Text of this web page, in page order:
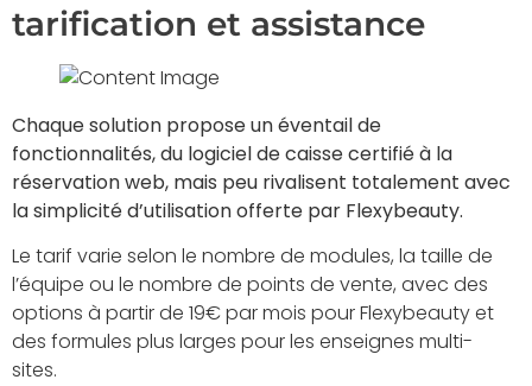
tarification et assistance
Chaque solution propose un éventail de
fonctionnalités, du logiciel de caisse certifié à la
réservation web, mais peu rivalisent totalement avec
la simplicité d’utilisation offerte par Flexybeauty.
Le tarif varie selon le nombre de modules, la taille de
l’équipe ou le nombre de points de vente, avec des
options à partir de 19€ par mois pour Flexybeauty et
des formules plus larges pour les enseignes multi-
sites.